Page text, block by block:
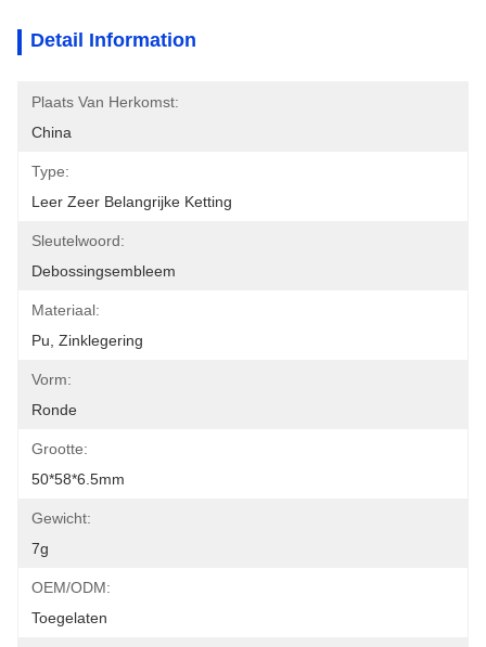
Detail Information
Plaats Van Herkomst:
China
Type:
Leer Zeer Belangrijke Ketting
Sleutelwoord:
Debossingsembleem
Materiaal:
Pu, Zinklegering
Vorm:
Ronde
Grootte:
50*58*6.5mm
Gewicht:
7g
OEM/ODM:
Toegelaten